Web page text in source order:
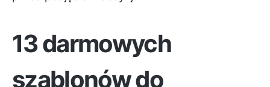
13 darmowych
szablonów do